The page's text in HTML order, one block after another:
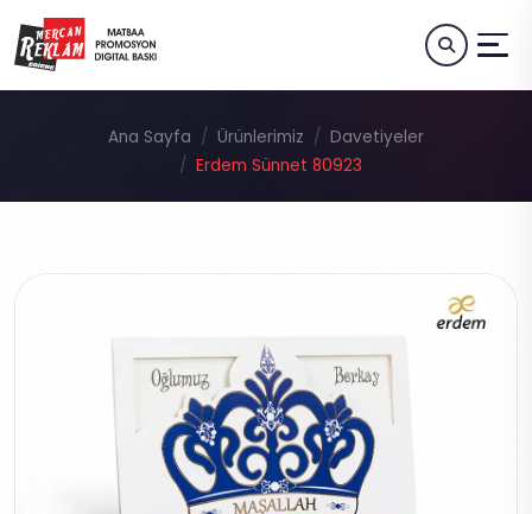
Ana Sayfa Ürünlerimiz
Davetiyeler
Erdem Sünnet 80923